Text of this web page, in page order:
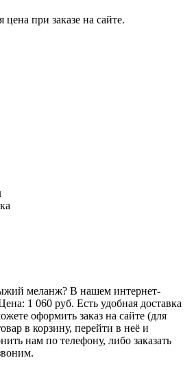
при заказе на сайте.
меланж? В нашем интернет-
1 060 руб. Есть удобная доставка
оформить заказ на сайте (для
в корзину, перейти в неё и
нам по телефону, либо заказать